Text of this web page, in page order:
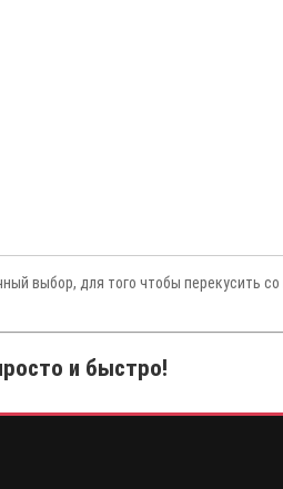
выбор, для того чтобы перекусить
и быстро!